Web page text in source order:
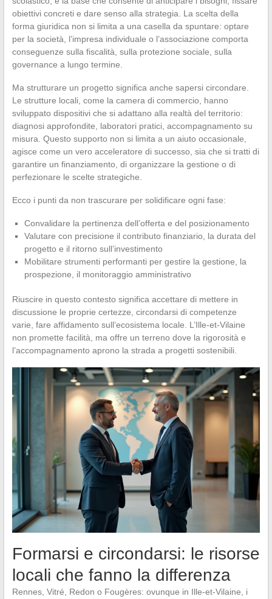
obiettivi concreti e dare senso alla strategia. La scelta della
forma giuridica non si limita a una casella da spuntare: optare
per la società, l’impresa individuale o l’associazione comporta
conseguenze sulla fiscalità, sulla protezione sociale, sulla
governance a lungo termine.
Ma strutturare un progetto significa anche sapersi circondare.
Le strutture locali, come la camera di commercio, hanno
sviluppato dispositivi che si adattano alla realtà del territorio:
diagnosi approfondite, laboratori pratici, accompagnamento su
misura. Questo supporto non si limita a un aiuto occasionale,
agisce come un vero acceleratore di successo, sia che si tratti di
garantire un finanziamento, di organizzare la gestione o di
perfezionare le scelte strategiche.
Ecco i punti da non trascurare per solidificare ogni fase:
Convalidare la pertinenza dell’offerta e del posizionamento
Valutare con precisione il contributo finanziario, la durata del
progetto e il ritorno sull’investimento
Mobilitare strumenti performanti per gestire la gestione, la
prospezione, il monitoraggio amministrativo
Riuscire in questo contesto significa accettare di mettere in
discussione le proprie certezze, circondarsi di competenze
varie, fare affidamento sull’ecosistema locale. L’Ille-et-Vilaine
non promette facilità, ma offre un terreno dove la rigorosità e
l’accompagnamento aprono la strada a progetti sostenibili.
Formarsi e circondarsi: le risorse
locali che fanno la differenza
Rennes, Vitré, Redon o Fougères: ovunque in Ille-et-Vilaine, i